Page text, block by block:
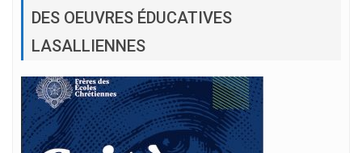
DES OEUVRES ÉDUCATIVES
LASALLIENNES